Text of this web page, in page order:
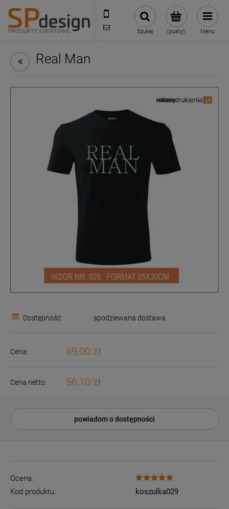
221002030
sklep@reklamydrukarnia.pl
(pusty)
Szukaj Menu
Real Man
Dostępność: spodziewana dostawa
Cena: 69,00 zł
Cena netto: 56,10 zł
powiadom o dostępności
Ocena:
Kod produktu:
koszulka029